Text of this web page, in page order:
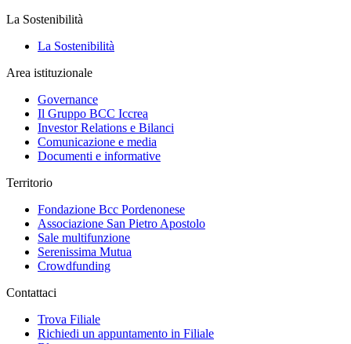
La Sostenibilità
La Sostenibilità
Area istituzionale
Governance
Il Gruppo BCC Iccrea
Investor Relations e Bilanci
Comunicazione e media
Documenti e informative
Territorio
Fondazione Bcc Pordenonese
Associazione San Pietro Apostolo
Sale multifunzione
Serenissima Mutua
Crowdfunding
Contattaci
Trova Filiale
Richiedi un appuntamento in Filiale